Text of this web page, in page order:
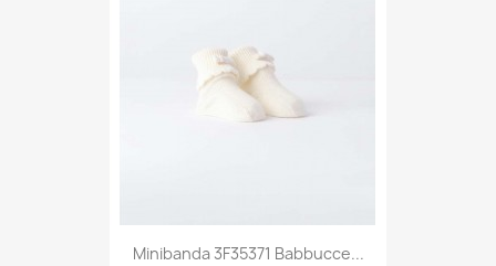
Minibanda 3F35371 Babbucce...